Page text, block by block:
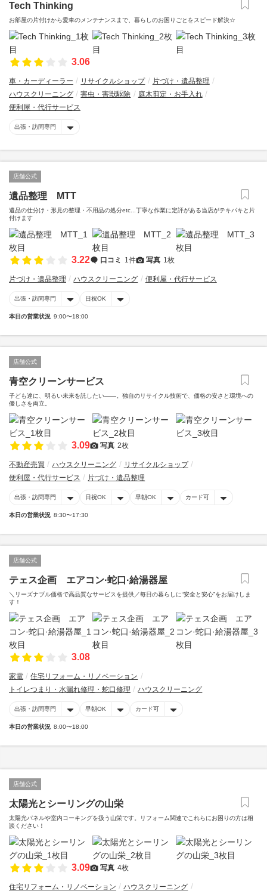
Tech Thinking
お部屋の片付けから愛車のメンテナンスまで、暮らしのお困りごとをスピード解決☆
3.06
車・カーディーラー リサイクルショップ
片づけ・遺品整理
ハウスクリーニング
害虫・害獣駆除
庭木剪定・お手入れ
便利屋・代行サービス
出張・訪問専門
店舗公式
遺品整理 MTT
遺品の仕分け・形見の整理・不用品の処分etc...丁寧な作業に定評がある当店がテキパキと片
付けます
3.22 口コミ 1件 写真 1枚
片づけ・遺品整理 ハウスクリーニング 便利屋・代行サービス
出張・訪問専門 日祝OK
本日の営業状況 9:00〜18:00
店舗公式
青空クリーンサービス
子ども達に、明るい未来を託したい――。独自のリサイクル技術で、価格の安さと環境への
優しさを両立。
3.09 写真 2枚
不動産売買 ハウスクリーニング
リサイクルショップ
便利屋・代行サービス
片づけ・遺品整理
出張・訪問専門 日祝OK 早朝OK カード可
本日の営業状況 8:30〜17:30
店舗公式
テェス企画 エアコン·蛇口·給湯器屋
＼リーズナブル価格で高品質なサービスを提供／毎日の暮らしに“安全と安心”をお届けしま
す！
3.08
家電
住宅リフォーム・リノベーション
トイレつまり・水漏れ修理・蛇口修理
ハウスクリーニング
出張・訪問専門 早朝OK カード可
本日の営業状況 8:00〜18:00
店舗公式
太陽光とシーリングの山栄
太陽光パネルや室内コーキングを扱う山栄です。リフォーム関連でこれらにお困りの方は相
談ください！
3.09 写真 4枚
住宅リフォーム・リノベーション
ハウスクリーニング